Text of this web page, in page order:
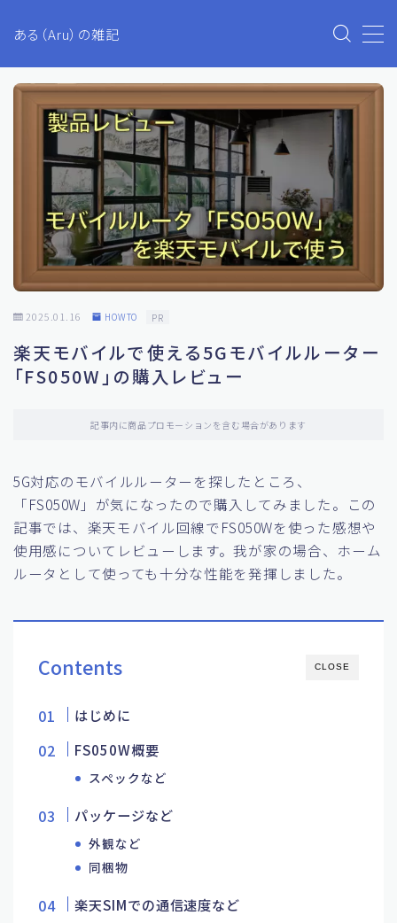
ある（Aru）の雑記
MENU
Aruのブログ
プライバシーポリシー
お問い合わせ
生活・ファイナンス
ETC
投資
2025.01.16 HOWTO PR
楽天モバイルで使える5Gモバイルルーター
「FS050W」の購入レビュー
記事内に商品プロモーションを含む場合があります
5G対応のモバイルルーターを探したところ、
「FS050W」が気になったので購入してみました。この
記事では、楽天モバイル回線でFS050Wを使った感想や
使用感についてレビューします。我が家の場合、ホーム
ルータとして使っても十分な性能を発揮しました。
CLOSE
Contents
はじめに
FS050W概要
スペックなど
パッケージなど
外観など
同梱物
楽天SIMでの通信速度など